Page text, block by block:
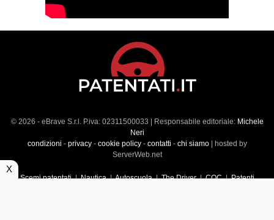
© 2026 - eBrave S.r.l. P.iva: 02311500033 | Responsabile editoriale: Michele
Neri
condizioni - privacy- cookie policy- contatti - chi siamo| hosted by
ServerWeb.net
Scemi patentati|Nautica|Autoscuola|The Driver|CQC|Patenti
X